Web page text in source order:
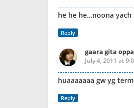
he he he…noona
Reply
gaara gita oppa
July 4, 2011 at
huaaaaaaa gw yg
Reply